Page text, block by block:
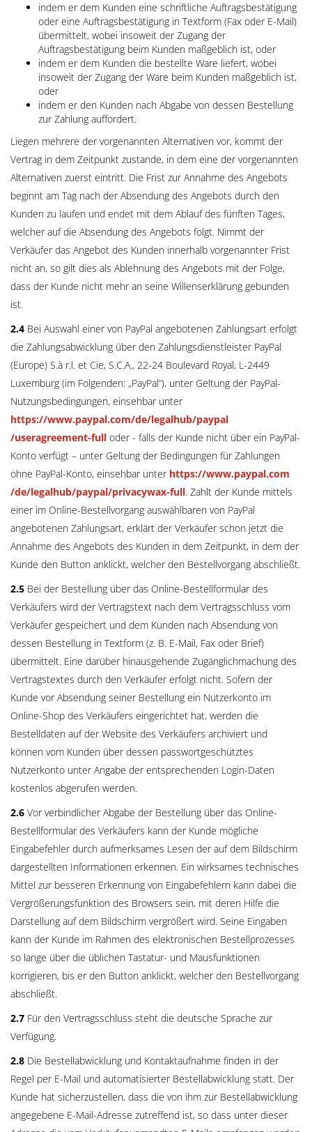
indem er dem Kunden eine schriftliche Auftragsbestätigung
oder eine Auftragsbestätigung in Textform (Fax oder E-Mail)
übermittelt, wobei insoweit der Zugang der
Auftragsbestätigung beim Kunden maßgeblich ist, oder
indem er dem Kunden die bestellte Ware liefert, wobei
insoweit der Zugang der Ware beim Kunden maßgeblich ist,
oder
indem er den Kunden nach Abgabe von dessen Bestellung
zur Zahlung auffordert.
Liegen mehrere der vorgenannten Alternativen vor, kommt der
Vertrag in dem Zeitpunkt zustande, in dem eine der vorgenannten
Alternativen zuerst eintritt. Die Frist zur Annahme des Angebots
beginnt am Tag nach der Absendung des Angebots durch den
Kunden zu laufen und endet mit dem Ablauf des fünften Tages,
welcher auf die Absendung des Angebots folgt. Nimmt der
Verkäufer das Angebot des Kunden innerhalb vorgenannter Frist
nicht an, so gilt dies als Ablehnung des Angebots mit der Folge,
dass der Kunde nicht mehr an seine Willenserklärung gebunden
ist.
2.4 Bei Auswahl einer von PayPal angebotenen Zahlungsart erfolgt
die Zahlungsabwicklung über den Zahlungsdienstleister PayPal
(Europe) S.à r.l. et Cie, S.C.A., 22-24 Boulevard Royal, L-2449
Luxemburg (im Folgenden: „PayPal“), unter Geltung der PayPal-
Nutzungsbedingungen, einsehbar unter
https://www.paypal.com/de/legalhub/paypal
/useragreement-full oder - falls der Kunde nicht über ein PayPal-
Konto verfügt – unter Geltung der Bedingungen für Zahlungen
ohne PayPal-Konto, einsehbar unter https://www.paypal.com
/de/legalhub/paypal/privacywax-full. Zahlt der Kunde mittels
einer im Online-Bestellvorgang auswählbaren von PayPal
angebotenen Zahlungsart, erklärt der Verkäufer schon jetzt die
Annahme des Angebots des Kunden in dem Zeitpunkt, in dem der
Kunde den Button anklickt, welcher den Bestellvorgang abschließt.
2.5 Bei der Bestellung über das Online-Bestellformular des
Verkäufers wird der Vertragstext nach dem Vertragsschluss vom
Verkäufer gespeichert und dem Kunden nach Absendung von
dessen Bestellung in Textform (z. B. E-Mail, Fax oder Brief)
übermittelt. Eine darüber hinausgehende Zugänglichmachung des
Vertragstextes durch den Verkäufer erfolgt nicht. Sofern der
Kunde vor Absendung seiner Bestellung ein Nutzerkonto im
Online-Shop des Verkäufers eingerichtet hat, werden die
Bestelldaten auf der Website des Verkäufers archiviert und
können vom Kunden über dessen passwortgeschütztes
Nutzerkonto unter Angabe der entsprechenden Login-Daten
kostenlos abgerufen werden.
2.6 Vor verbindlicher Abgabe der Bestellung über das Online-
Bestellformular des Verkäufers kann der Kunde mögliche
Eingabefehler durch aufmerksames Lesen der auf dem Bildschirm
dargestellten Informationen erkennen. Ein wirksames technisches
Mittel zur besseren Erkennung von Eingabefehlern kann dabei die
Vergrößerungsfunktion des Browsers sein, mit deren Hilfe die
Darstellung auf dem Bildschirm vergrößert wird. Seine Eingaben
kann der Kunde im Rahmen des elektronischen Bestellprozesses
so lange über die üblichen Tastatur- und Mausfunktionen
korrigieren, bis er den Button anklickt, welcher den Bestellvorgang
abschließt.
2.7 Für den Vertragsschluss steht die deutsche Sprache zur
Verfügung.
2.8 Die Bestellabwicklung und Kontaktaufnahme finden in der
Regel per E-Mail und automatisierter Bestellabwicklung statt. Der
Kunde hat sicherzustellen, dass die von ihm zur Bestellabwicklung
angegebene E-Mail-Adresse zutreffend ist, so dass unter dieser